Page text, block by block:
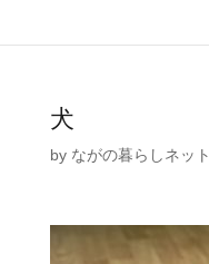
犬
by ながの暮らしネット